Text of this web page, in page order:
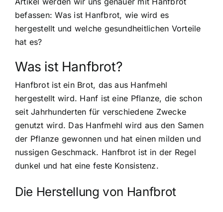
befassen: Was ist Hanfbrot, wie wird es
hergestellt und welche gesundheitlichen Vorteile
hat es?
Was ist Hanfbrot?
Hanfbrot ist ein Brot, das aus Hanfmehl
hergestellt wird. Hanf ist eine Pflanze, die schon
seit Jahrhunderten für verschiedene Zwecke
genutzt wird. Das Hanfmehl wird aus den Samen
der Pflanze gewonnen und hat einen milden und
nussigen Geschmack. Hanfbrot ist in der Regel
dunkel und hat eine feste Konsistenz.
Die Herstellung von Hanfbrot